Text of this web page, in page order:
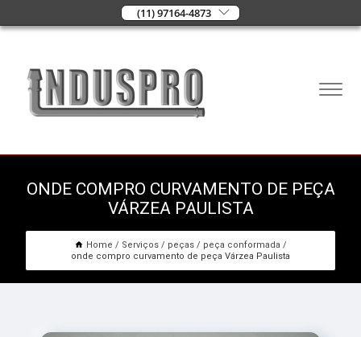
(11) 97164-4873
ONDE COMPRO CURVAMENTO DE PEÇA
VÁRZEA PAULISTA
Home Serviços peças
peça conformada
onde compro curvamento de peça Várzea Paulista